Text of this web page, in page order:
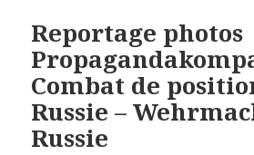
Reportage photos
Combat de
Russie –
Russie